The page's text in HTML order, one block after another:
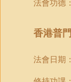
法會功德
香港普
法會日期